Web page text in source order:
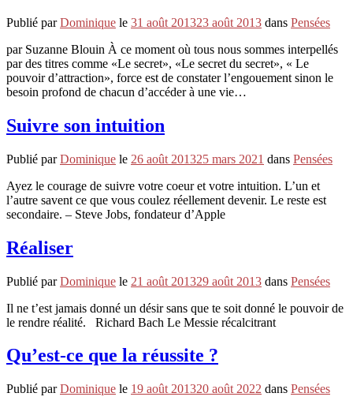
Publié parDominique le 31 août 201323 août 2013 dans Pensées
par Suzanne Blouin À ce moment où tous nous sommes interpellés
par des titres comme «Le secret», «Le secret du secret», « Le
pouvoir d’attraction», force est de constater l’engouement sinon le
besoin profond de chacun d’accéder à une vie…
Suivre son intuition
Publié parDominique le 26 août 201325 mars 2021 dans Pensées
Ayez le courage de suivre votre coeur et votre intuition. L’un et
l’autre savent ce que vous coulez réellement devenir. Le reste est
secondaire. – Steve Jobs, fondateur d’Apple
Réaliser
Publié parDominique le 21 août 201329 août 2013 dans Pensées
Il ne t’est jamais donné un désir sans que te soit donné le pouvoir de
le rendre réalité. Richard Bach Le Messie récalcitrant
Qu’est-ce que la réussite ?
Publié parDominique le 19 août 201320 août 2022 dans Pensées